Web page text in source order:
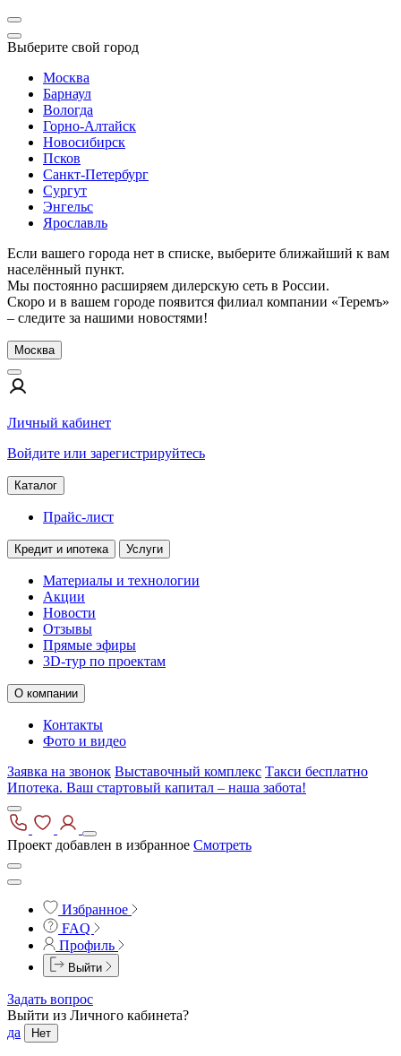
Выберите свой город
Москва
Барнаул
Вологда
Горно-Алтайск
Новосибирск
Псков
Санкт-Петербург
Сургут
Энгельс
Ярославль
Если вашего города нет в списке, выберите ближайший к вам
населённый пункт.
Мы постоянно расширяем дилерскую сеть в России.
Скоро и в вашем городе появится филиал компании «Теремъ»
– следите за нашими новостями!
Москва
Личный кабинет
Войдите или зарегистрируйтесь
Каталог
Прайс-лист
Кредит и ипотека Услуги
Материалы и технологии
Акции
Новости
Отзывы
Прямые эфиры
3D-тур по проектам
О компании
Контакты
Фото и видео
Заявка на звонок Выставочный комплекс Такси бесплатно
Ипотека. Ваш стартовый капитал – наша забота!
Проект добавлен в избранное Смотреть
Избранное
FAQ
Профиль
Выйти
Задать вопрос
Выйти из Личного кабинета?
да
Нет